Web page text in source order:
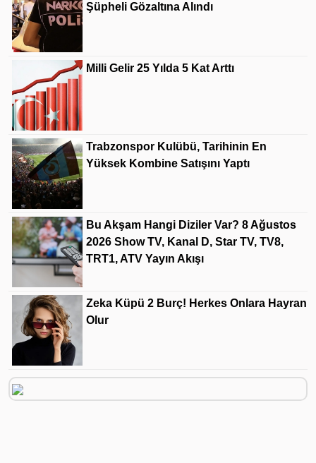
Şüpheli Gözaltına Alındı
Milli Gelir 25 Yılda 5 Kat Arttı
Trabzonspor Kulübü, Tarihinin En
Yüksek Kombine Satışını Yaptı
Bu Akşam Hangi Diziler Var? 8 Ağustos
2026 Show TV, Kanal D, Star TV, TV8,
TRT1, ATV Yayın Akışı
Zeka Küpü 2 Burç! Herkes Onlara Hayran
Olur